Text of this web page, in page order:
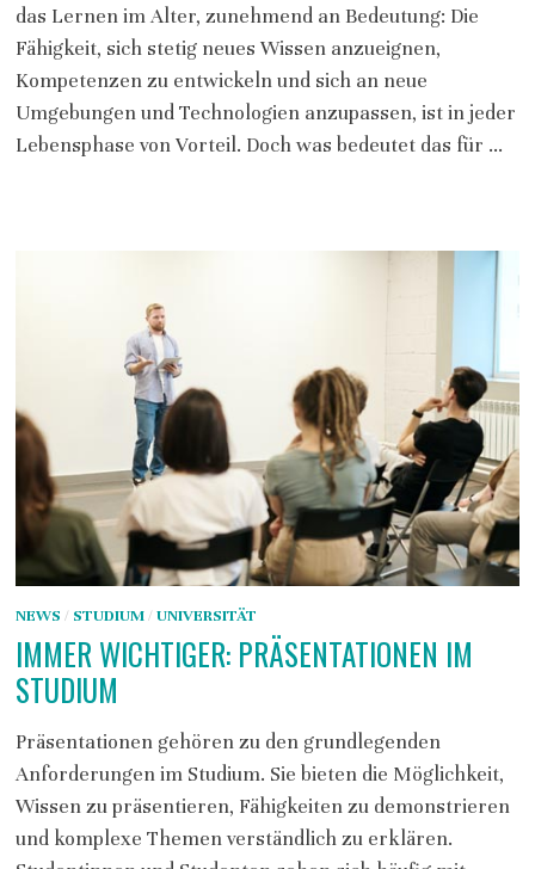
das Lernen im Alter, zunehmend an Bedeutung: Die
Fähigkeit, sich stetig neues Wissen anzueignen,
Kompetenzen zu entwickeln und sich an neue
Umgebungen und Technologien anzupassen, ist in jeder
Lebensphase von Vorteil. Doch was bedeutet das für …
NEWS / STUDIUM/ UNIVERSITÄT
IMMER WICHTIGER: PRÄSENTATIONEN IM
STUDIUM
Präsentationen gehören zu den grundlegenden
Anforderungen im Studium. Sie bieten die Möglichkeit,
Wissen zu präsentieren, Fähigkeiten zu demonstrieren
und komplexe Themen verständlich zu erklären.